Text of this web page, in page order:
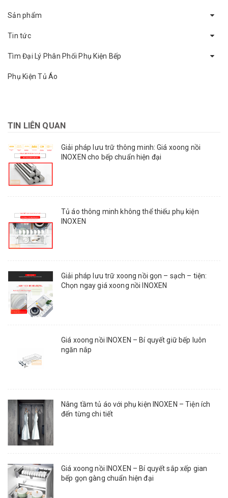
Sản phẩm
Tin tức
Tìm Đại Lý Phân Phối Phụ Kiện Bếp
Phụ Kiện Tủ Áo
TIN LIÊN QUAN
Giải pháp lưu trữ thông minh: Giá xoong nồi
INOXEN cho bếp chuẩn hiện đại
Tủ áo thông minh không thể thiếu phụ kiện
INOXEN
Giải pháp lưu trữ xoong nồi gọn – sạch – tiện:
Chọn ngay giá xoong nồi INOXEN
Giá xoong nồi INOXEN – Bí quyết giữ bếp luôn
ngăn nắp
Nâng tầm tủ áo với phụ kiện INOXEN – Tiện ích
đến từng chi tiết
Giá xoong nồi INOXEN – Bí quyết sắp xếp gian
bếp gọn gàng chuẩn hiện đại